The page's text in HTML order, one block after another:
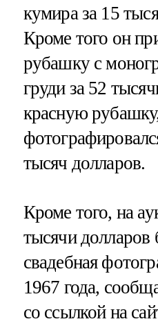
кумира за 15
Кроме того он
рубашку с
груди за 52
красную
тысяч долларов.
Кроме того, на
тысячи долларов
свадебная
1967 года,
со ссылкой на